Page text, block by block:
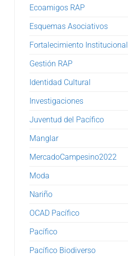
Ecoamigos RAP
Esquemas Asociativos
Fortalecimiento Institucional
Gestión RAP
Identidad Cultural
Investigaciones
Juventud del Pacífico
Manglar
MercadoCampesino2022
Moda
Nariño
OCAD Pacífico
Pacífico
Pacífico Biodiverso